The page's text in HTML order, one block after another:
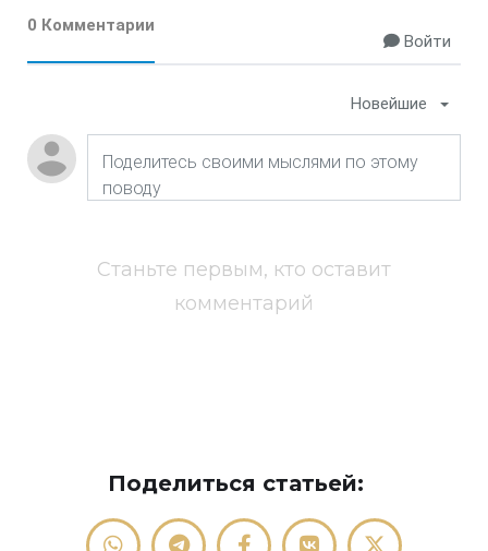
0 Комментарии
Войти
Новейшие
Станьте первым, кто оставит
комментарий
Поделиться статьей: